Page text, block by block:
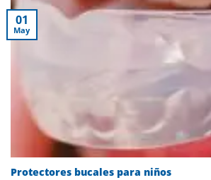
Protectores bucales para niños
01
May